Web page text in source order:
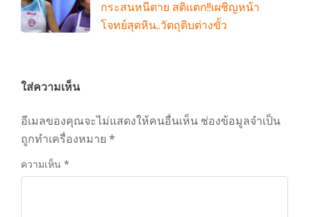
กระสนหนีตาย สติแตก!!เผชิญหน้า
โจทย์สุดหิน..วัตถุดิบต่างขั้ว
ใส่ความเห็น
อีเมลของคุณจะไม่แสดงให้คนอื่นเห็น ช่องข้อมูลจำเป็น
ถูกทำเครื่องหมาย *
ความเห็น *